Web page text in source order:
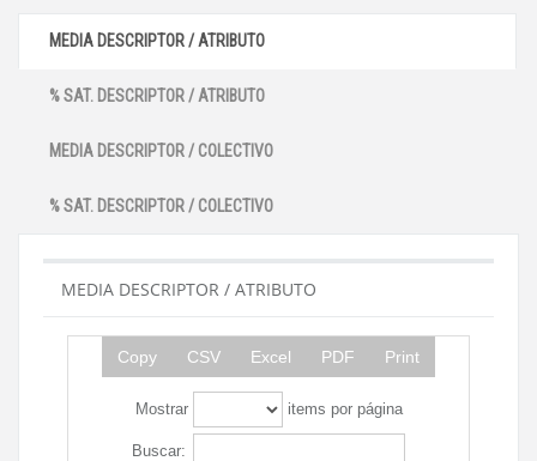
MEDIA DESCRIPTOR / ATRIBUTO
% SAT. DESCRIPTOR / ATRIBUTO
MEDIA DESCRIPTOR / COLECTIVO
% SAT. DESCRIPTOR / COLECTIVO
MEDIA DESCRIPTOR / ATRIBUTO
Copy CSV Excel PDF Print
Mostrar items por página
Buscar: